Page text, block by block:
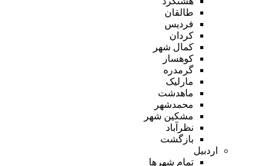
طالقان
فردیس
کردان
کمال شهر
کوهسار
گرمدره
مارلیک
ماهدشت
محمدشهر
مشکین شهر
نظرآباد
بازگشت
اردبیل
تمام شهر‌ها